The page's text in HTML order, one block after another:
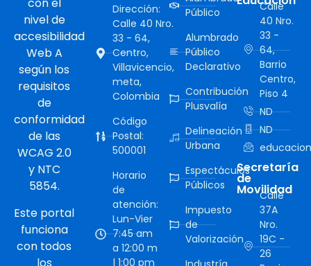
con el
nivel de
accesibilidad
Web A
según los
requisitos
de
conformidad
de las
WCAG 2.0
y NTC
5854.
Este portal
funciona
con todos
los
Dirección:
Calle 40 Nro.
33 - 64,
Centro,
Villavicencio,
meta,
Colombia
Código
Postal:
500001
Horario
de
atención:
Lun-Vier
7:45 am
a 12:00 m
| 1:00 pm
Público
Alumbrado
Público
Declarativo
Contribución
Plusvalía
Delineación
Urbana
Espectáculos
Públicos
Impuesto
de
Valorización
Calle
40 Nro.
33 -
64,
Barrio
Centro,
Piso 4
ND
ND
Secretaría
de
Movilidad
Calle
37A
Nro.
19C -
26